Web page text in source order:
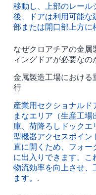
移動し、上部のレール
後、ドアは利用可能な
部または開口部上方に
なぜクロアチアの金属
ィングドアが必要なの
金属製造工場における
行
産業用セクショナルド
まなエリア（生産工
庫、荷降ろしドックエ
型機器アクセスポイン
直に開くため、フォー
に出入りできます。こ
物流効率を向上させ、
ます。.